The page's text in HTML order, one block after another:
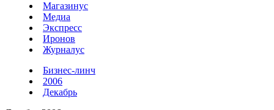
Магазинус
Медиа
Экспресс
Иронов
Журналус
Бизнес-линч
2006
Декабрь